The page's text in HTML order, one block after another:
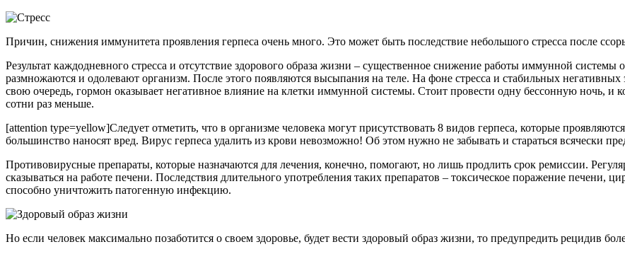
Причин, снижения иммунитета проявления герпеса очень много. Это может быть последствие небольшого стресса после
Результат каждодневного стресса и отсутствие здорового образа жизни – существенное снижение работы иммунной системы
размножаются и одолевают организм. После этого появляются высыпания на теле. На фоне стресса и стабильных
свою очередь, гормон оказывает негативное влияние на клетки иммунной системы. Стоит провести одну бессонную ночь, и
сотни раз меньше.
[attention type=yellow]Следует отметить, что в организме человека могут присутствовать 8 видов герпеса, которые
большинство наносят вред. Вирус герпеса удалить из крови невозможно! Об этом нужно не забывать и стараться всячески
Противовирусные препараты, которые назначаются для лечения, конечно, помогают, но лишь продлить срок ремиссии.
сказываться на работе печени. Последствия длительного употребления таких препаратов – токсическое поражение печени,
способно уничтожить патогенную инфекцию.
Но если человек максимально позаботится о своем здоровье, будет вести здоровый образ жизни, то предупредить рецидив